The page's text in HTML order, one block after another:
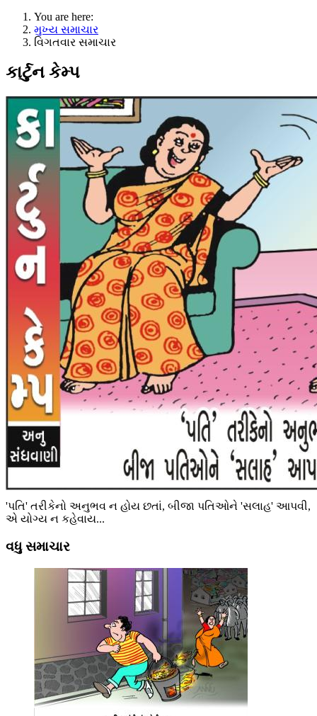
You are here:
મુખ્ય સમાચાર
વિગતવાર સમાચાર
કાર્ટુન કેમ્પ
'પતિ' તરીકેનો અનુભવ ન હોય છતાં, બીજા પતિઓને 'સલાહ' આપવી,
એ યોગ્ય ન કહેવાય...
વધુ સમાચાર